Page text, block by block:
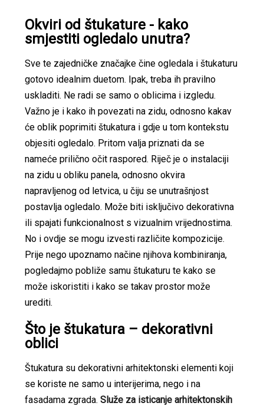
Okviri od štukature - kako
smjestiti ogledalo unutra?
Sve te zajedničke značajke čine ogledala i štukaturu
gotovo idealnim duetom. Ipak, treba ih pravilno
uskladiti. Ne radi se samo o oblicima i izgledu.
Važno je i kako ih povezati na zidu, odnosno kakav
će oblik poprimiti štukatura i gdje u tom kontekstu
objesiti ogledalo. Pritom valja priznati da se
nameće prilično očit raspored. Riječ je o instalaciji
na zidu u obliku panela, odnosno okvira
napravljenog od letvica, u čiju se unutrašnjost
postavlja ogledalo. Može biti isključivo dekorativna
ili spajati funkcionalnost s vizualnim vrijednostima.
No i ovdje se mogu izvesti različite kompozicije.
Prije nego upoznamo načine njihova kombiniranja,
pogledajmo pobliže samu štukaturu te kako se
može iskoristiti i kako se takav prostor može
urediti.
Što je štukatura – dekorativni
oblici
Štukatura su dekorativni arhitektonski elementi koji
se koriste ne samo u interijerima, nego i na
fasadama zgrada.Služe za isticanje arhitektonskih